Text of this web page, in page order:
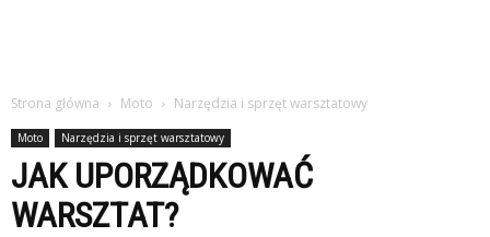
Strona główna Moto Narzędzia i sprzęt warsztatowy
Moto Narzędzia i sprzęt warsztatowy
JAK UPORZĄDKOWAĆ
WARSZTAT?